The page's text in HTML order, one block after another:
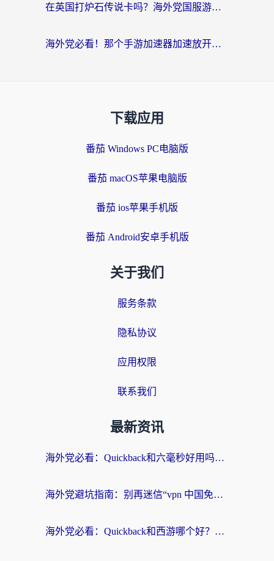
在英国打炉石传说卡吗？海外党国服游戏不卡顿的终极指南
海外党必看！那个手游加速器加速放开那三国3最好？一篇解决国服游戏卡顿难题
下载应用
番茄 Windows PC电脑版
番茄 macOS苹果电脑版
番茄 ios苹果手机版
番茄 Android安卓手机版
关于我们
服务条款
隐私协议
应用权限
联系我们
最新资讯
海外党必看：Quickback和六毫秒好用吗？3步选对回国加速器，无缝刷国内剧玩游戏
海外党避坑指南：别再迷信“vpn 中国免费”，选对回国加速器才能无缝刷国内资源
海外党必看：Quickback和西游哪个好？3个维度教你选对回国加速器